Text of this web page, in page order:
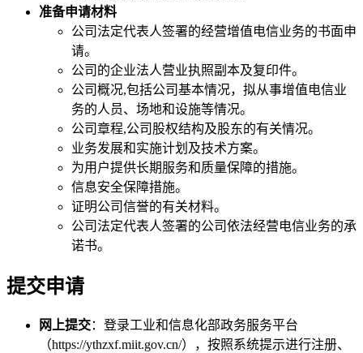
准备申请材料
公司法定代表人签署的经营增值电信业务的书面申
请。
公司的企业法人营业执照副本及复印件。
公司概况,包括公司基本情况，拟从事增值电信业
务的人员、场地和设施等情况。
公司章程,公司股权结构及股东的有关情况。
业务发展和实施计划及技术方案。
为用户提供长期服务和质量保障的措施。
信息安全保障措施。
证明公司信誉的有关材料。
公司法定代表人签署的公司依法经营电信业务的承
诺书。
提交申请
网上提交：登录工业和信息化部政务服务平台
（https://ythzxf.miit.gov.cn/），按照系统提示进行注册、